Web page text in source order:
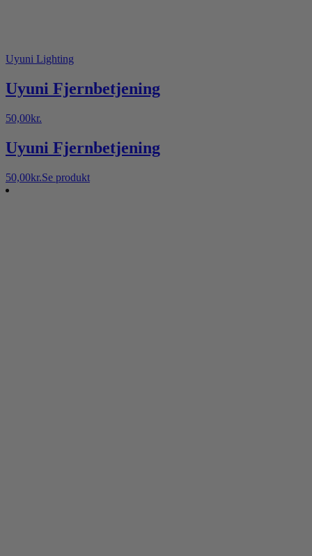
Uyuni Lighting
Uyuni Fjernbetjening
50,00kr.
Uyuni Fjernbetjening
50,00kr.Se produkt